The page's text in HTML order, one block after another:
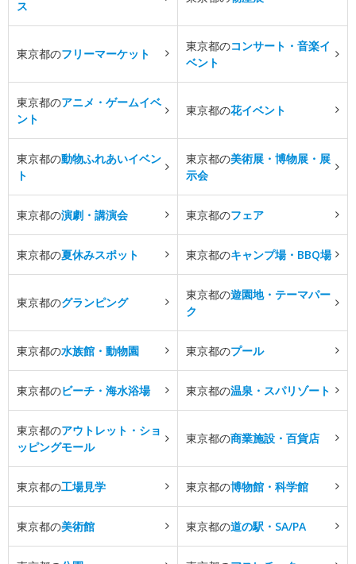
ス
東京都のフリーマーケット
東京都のコンサート・音楽イ
ベント
東京都のアニメ・ゲームイベ
ント
東京都の花イベント
東京都の動物ふれあいイベン
ト
東京都の美術展・博物展・展
示会
東京都の演劇・講演会 東京都のフェア
東京都の夏休みスポット 東京都のキャンプ場・BBQ場
東京都のグランピング
東京都の遊園地・テーマパー
ク
東京都の水族館・動物園 東京都のプール
東京都のビーチ・海水浴場 東京都の温泉・スパリゾート
東京都のアウトレット・ショ
ッピングモール
東京都の商業施設・百貨店
東京都の工場見学 東京都の博物館・科学館
東京都の美術館 東京都の道の駅・SA/PA